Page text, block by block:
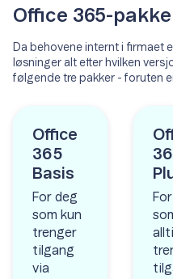
Les mer om Bookings
smarte forslag i To-Do og
fullfør de viktigste oppgavene
få gjort hver dag.
Office 365-
Da behovene internt i firmaet
løsninger alt etter hvilken
følgende tre pakker - foruten
Office
365
Basis
For deg
som kun
trenger
tilgang
via